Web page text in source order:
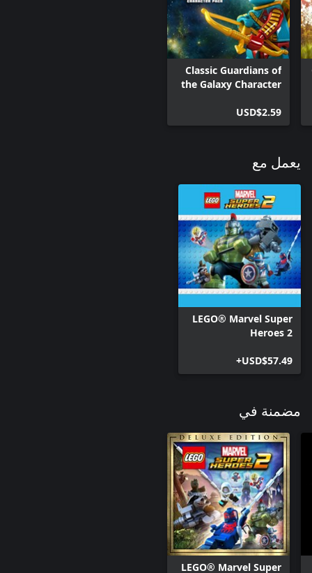
Classic Guardians of
the Galaxy Character
USD$2.59
يعمل مع
LEGO® Marvel Super
Heroes 2
USD$57.49+
مضمنة في
LEGO® Marvel Super